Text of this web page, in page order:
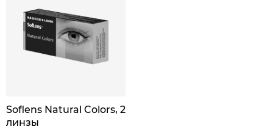
Soflens Natural Colors, 2
линзы